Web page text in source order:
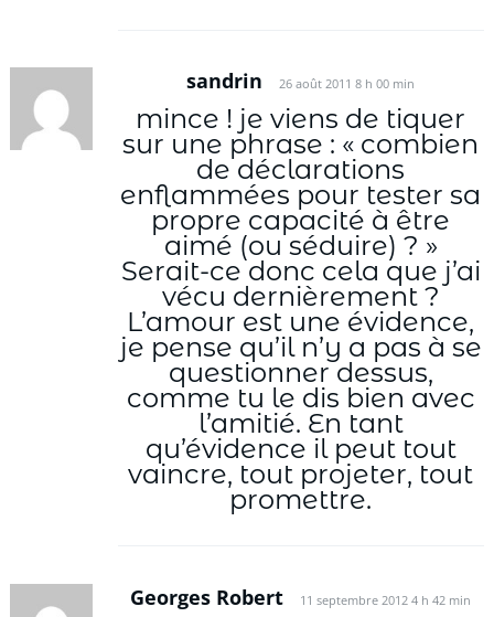
sandrin 26 août 2011 8 h 00 min
mince ! je viens de tiquer
sur une phrase : « combien
de déclarations
enflammées pour tester sa
propre capacité à être
aimé (ou séduire) ? »
Serait-ce donc cela que j’ai
vécu dernièrement ?
L’amour est une évidence,
je pense qu’il n’y a pas à se
questionner dessus,
comme tu le dis bien avec
l’amitié. En tant
qu’évidence il peut tout
vaincre, tout projeter, tout
promettre.
Georges Robert 11 septembre 2012 4 h 42 min